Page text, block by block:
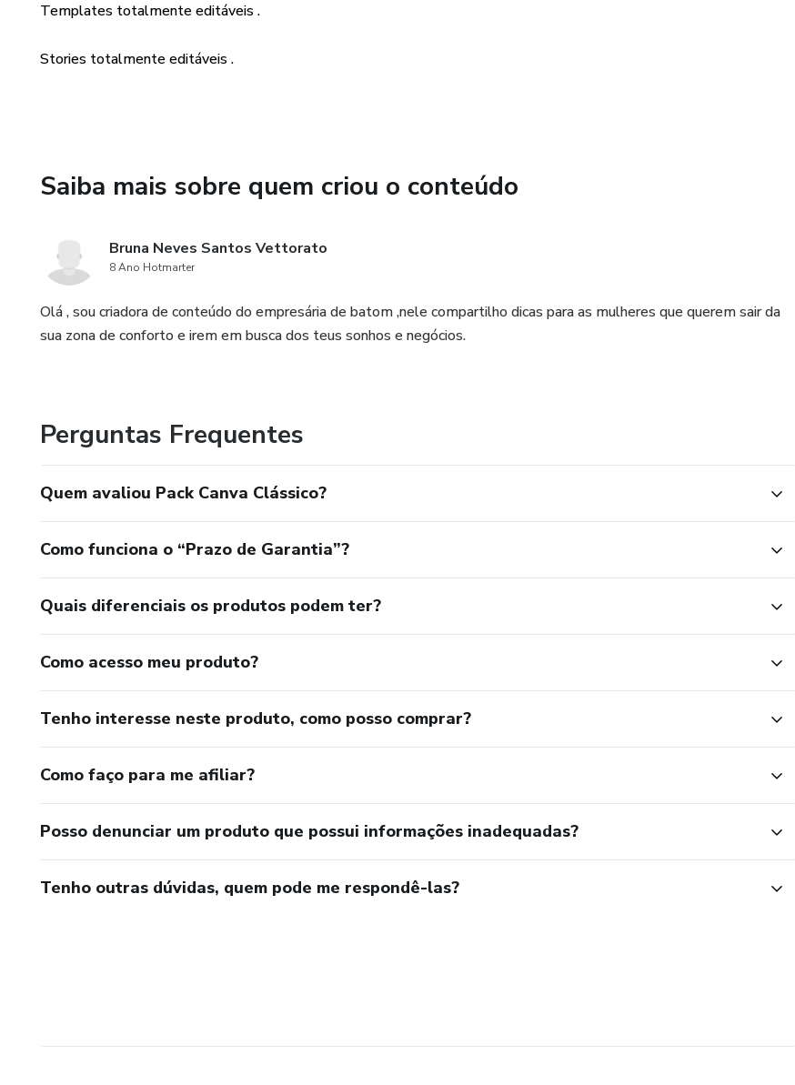
Templates totalmente editáveis .
Stories totalmente editáveis .
Saiba mais sobre quem criou o conteúdo
Bruna Neves Santos Vettorato
8 Ano Hotmarter
Olá , sou criadora de conteúdo do empresária de batom ,nele compartilho dicas para as mulheres que querem sair da
sua zona de conforto e irem em busca dos teus sonhos e negócios.
Perguntas Frequentes
Quem avaliou Pack Canva Clássico?
Como funciona o “Prazo de Garantia”?
Quais diferenciais os produtos podem ter?
Como acesso meu produto?
Tenho interesse neste produto, como posso comprar?
Como faço para me afiliar?
Posso denunciar um produto que possui informações inadequadas?
Tenho outras dúvidas, quem pode me respondê-las?